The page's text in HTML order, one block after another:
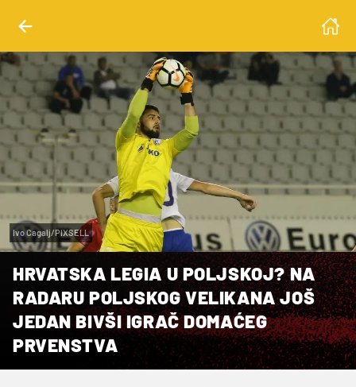
Ivo Cagalj/PIXSELL
HRVATSKA LEGIA U POLJSKOJ? NA
RADARU POLJSKOG VELIKANA JOŠ
JEDAN BIVŠI IGRAČ DOMAĆEG
PRVENSTVA